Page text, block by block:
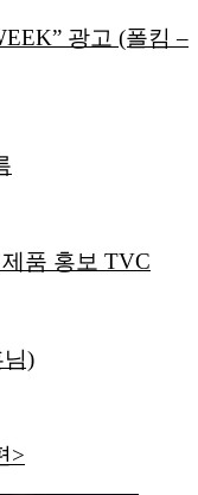
광고 (폴킴 –
품 홍보 TVC
)
>